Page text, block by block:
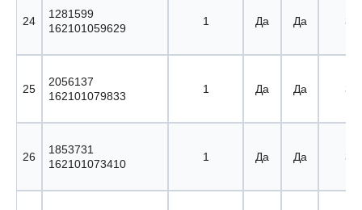
24
1281599
162101059629
1 Да Да 32
25
2056137
162101079833
1 Да Да 33
26
1853731
162101073410
1 Да Да 34